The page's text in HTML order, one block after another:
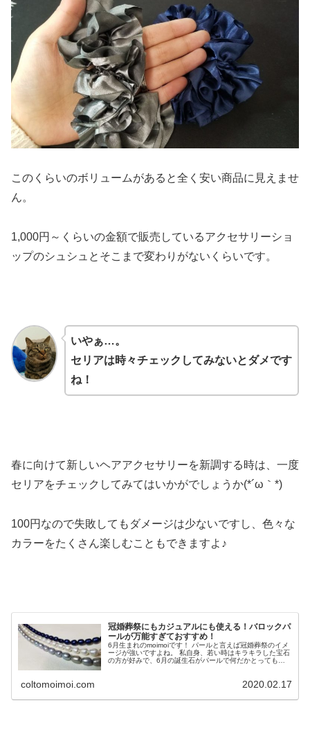
このくらいのボリュームがあると全く安い商品に見えませ
ん。
1,000円～くらいの金額で販売しているアクセサリーショ
ップのシュシュとそこまで変わりがないくらいです。
いやぁ…。
セリアは時々チェックしてみないとダメです
ね！
春に向けて新しいヘアアクセサリーを新調する時は、一度
セリアをチェックしてみてはいかがでしょうか(*´ω｀*)
100円なので失敗してもダメージは少ないですし、色々な
カラーをたくさん楽しむこともできますよ♪
冠婚葬祭にもカジュアルにも使える！バロックパ
ールが万能すぎておすすめ！
6月生まれのmoimoiです！ パールと言えば冠婚葬祭のイメ
ージが強いですよね。 私自身、若い時はキラキラした宝石
の方が好みで、6月の誕生石がパールで何だかとっても損
coltomoimoi.com 2020.02.17